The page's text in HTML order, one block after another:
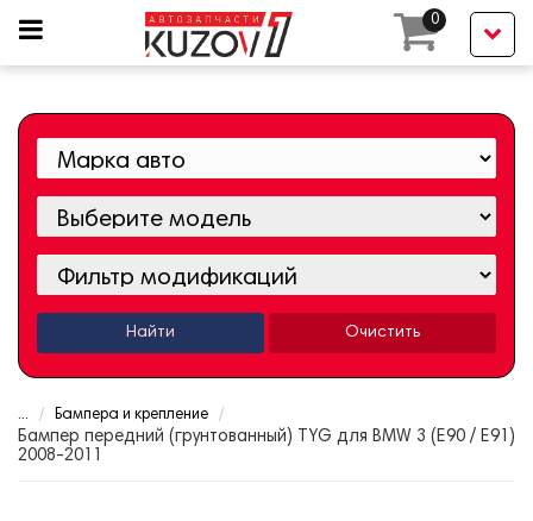
0
Найти Очистить
... Бампера и крепление
Бампер передний (грунтованный) TYG для BMW 3 (E90 / E91)
2008-2011